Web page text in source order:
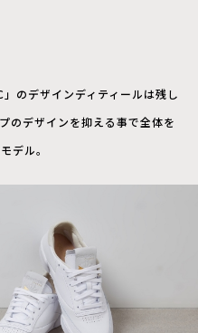
のデザインディティールは残し
のデザインを抑える事で全体を
デル。